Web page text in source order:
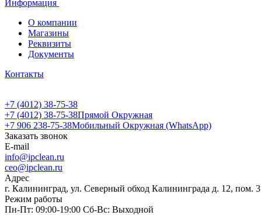
Информация
О компании
Магазины
Реквизиты
Документы
Контакты
+7 (4012) 38-75-38
+7 (4012) 38-75-38Прямой Окружная
+7 906 238-75-38Мобильный Окружная (WhatsApp)
Заказать звонок
E-mail
info@ipclean.ru
ceo@ipclean.ru
Адрес
г. Калининград, ул. Северный обход Калининграда д. 12, пом. 3
Режим работы
Пн-Пт: 09:00-19:00 Сб-Вс: Выходной